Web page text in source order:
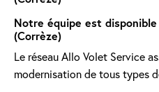
Notre équipe est disponible
(Corrèze)
Le réseau Allo Volet Service
modernisation de tous types